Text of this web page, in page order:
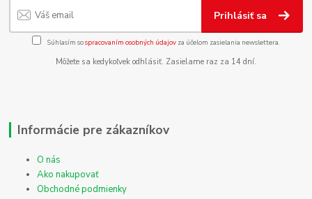
Prihlásiť sa
Súhlasím sospracovaním osobných údajov za účelom zasielania newslettera.
Môžete sa kedykoľvek odhlásiť. Zasielame raz za 14 dní.
Informácie pre zákazníkov
O nás
Ako nakupovať
Obchodné podmienky